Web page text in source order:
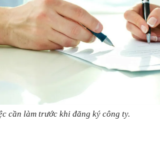
cần làm trước khi đăng ký công ty.